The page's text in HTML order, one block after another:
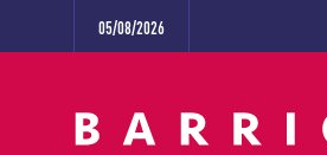
05/08/2026